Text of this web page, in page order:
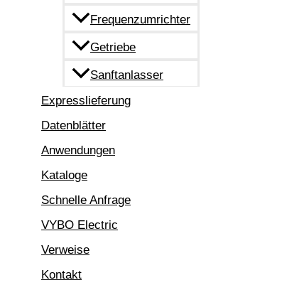
Frequenzumrichter
Getriebe
Sanftanlasser
Expresslieferung
Datenblätter
Anwendungen
Kataloge
Schnelle Anfrage
VYBO Electric
Verweise
Kontakt